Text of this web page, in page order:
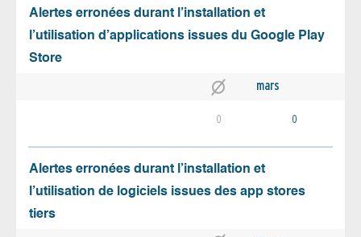
Alertes erronées durant l’installation et
l’utilisation d’applications issues du Google Play
Store
mars
0 0
Alertes erronées durant l’installation et
l’utilisation de logiciels issues des app stores
tiers